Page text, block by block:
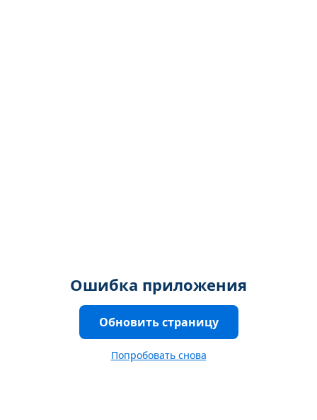
Ошибка приложения
Обновить страницу
Попробовать снова